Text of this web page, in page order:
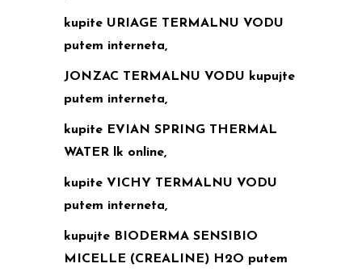
kupite URIAGE TERMALNU VODU
putem interneta,
JONZAC TERMALNU VODU kupujte
putem interneta,
kupite EVIAN SPRING THERMAL
WATER lk online,
kupite VICHY TERMALNU VODU
putem interneta,
kupujte BIODERMA SENSIBIO
MICELLE (CREALINE) H2O putem